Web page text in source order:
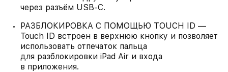
через разъём USB-C.
РАЗБЛОКИРОВКА С ПОМОЩЬЮ TOUCH ID —
Touch ID встроен в верхнюю кнопку и позволяет
использовать отпечаток пальца
для разблокировки iPad Air и входа
в приложения.